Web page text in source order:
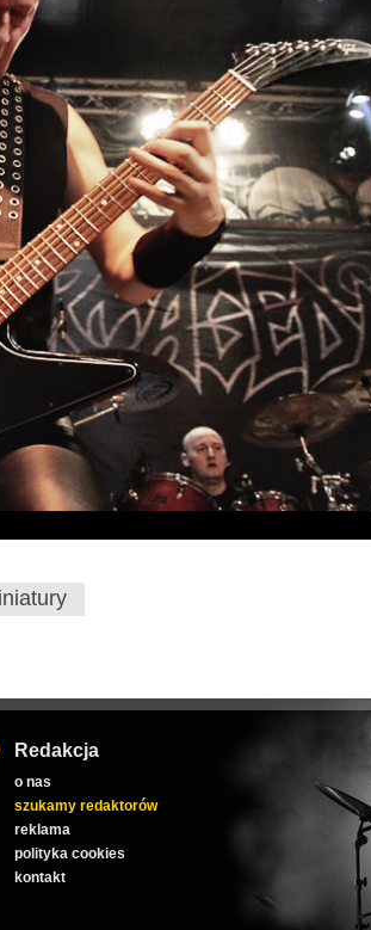
Redakcja
o nas
szukamy redaktorów
reklama
polityka cookies
kontakt